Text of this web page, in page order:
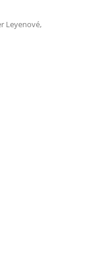
Leyenové,